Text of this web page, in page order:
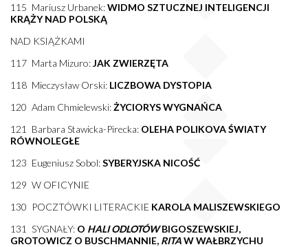
115 Mariusz Urbanek:WIDMO SZTUCZNEJ INTELIGENCJI
KRĄŻY NAD POLSKĄ
NAD KSIĄŻKAMI
117 Marta Mizuro:JAK ZWIERZĘTA
118 Mieczysław Orski: LICZBOWA DYSTOPIA
120 Adam Chmielewski:ŻYCIORYS WYGNAŃCA
121 Barbara Stawicka-Pirecka: OLEHA POLIKOVA ŚWIATY
RÓWNOLEGŁE
123 Eugeniusz Sobol:SYBERYJSKA NICOŚĆ
129 W OFICYNIE
130 POCZTÓWKI LITERACKIE KAROLA MALISZEWSKIEGO
131 SYGNAŁY: O HALI ODLOTÓWBIGOSZEWSKIEJ,
GROTOWICZ O BUSCHMANNIE, RITAW WAŁBRZYCHU